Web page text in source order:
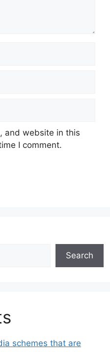
and website in this
I comment.
Search
schemes that are